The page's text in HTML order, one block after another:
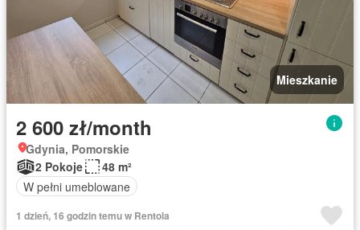
Mieszkanie
2 600 zł/month
Gdynia, Pomorskie
2 Pokoje
48 m²
W pełni umeblowane
1 dzień, 16 godzin temu w Rentola